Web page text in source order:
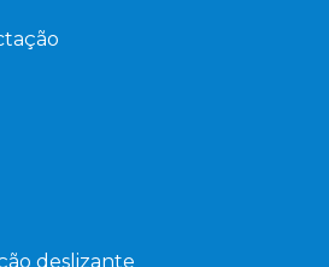
deslizante